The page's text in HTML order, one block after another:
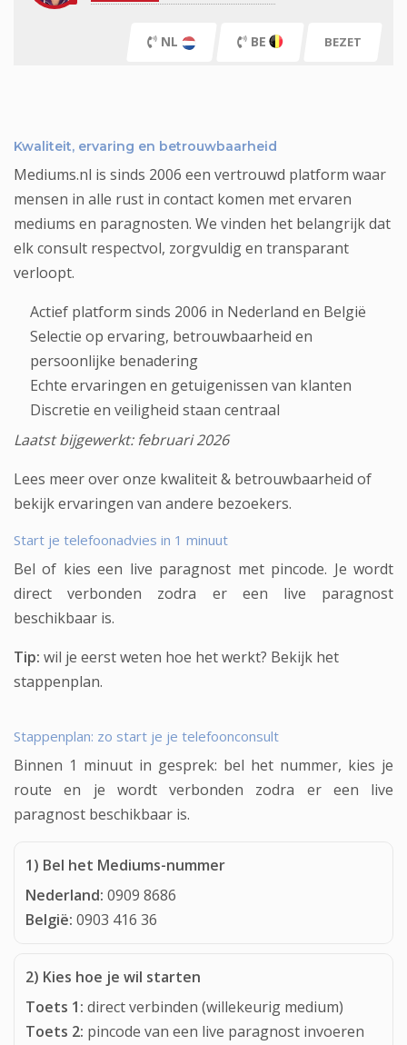
NL BE BEZET
Kwaliteit, ervaring en betrouwbaarheid
Mediums.nl is sinds 2006 een vertrouwd platform waar
mensen in alle rust in contact komen met ervaren
mediums en paragnosten. We vinden het belangrijk dat
elk consult respectvol, zorgvuldig en transparant
verloopt.
Actief platform sinds 2006 in Nederland en België
Selectie op ervaring, betrouwbaarheid en
persoonlijke benadering
Echte ervaringen en getuigenissen van klanten
Discretie en veiligheid staan centraal
Laatst bijgewerkt: februari 2026
Lees meer over onze kwaliteit & betrouwbaarheid of
bekijkervaringen van andere bezoekers.
Start je telefoonadvies in 1 minuut
Bel of kies een live paragnost met pincode. Je wordt
direct verbonden zodra er een live paragnost
beschikbaar is.
Tip: wil je eerst weten hoe het werkt? Bekijk het
stappenplan.
Stappenplan: zo start je je telefoonconsult
Binnen 1 minuut in gesprek: bel het nummer, kies je
route en je wordt verbonden zodra er een live
paragnost beschikbaar is.
1) Bel het Mediums-nummer
Nederland: 0909 8686
België: 0903 416 36
2) Kies hoe je wil starten
Toets 1: direct verbinden (willekeurig medium)
Toets 2: pincode van een live paragnost invoeren